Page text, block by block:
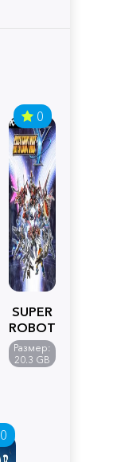
0
SUPER
ROBOT
WARS
Y
Размер:
20.3 GB